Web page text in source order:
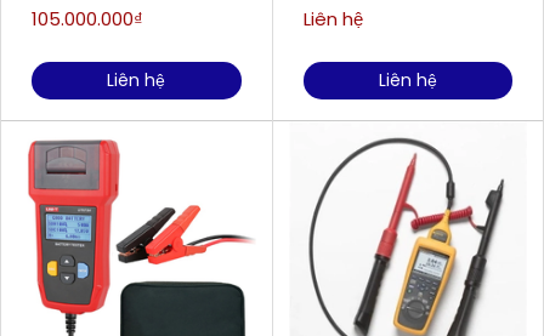
105.000.000₫
Liên hệ
Liên hệ
Liên hệ